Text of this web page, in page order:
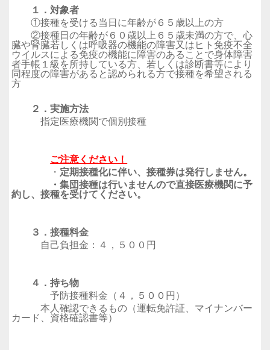
１．対象者
①接種を受ける当日に年齢が６５歳以上の方
②接種日の年齢が６０歳以上６５歳未満の方で、心
臓や腎臓若しくは呼吸器の機能の障害又はヒト免疫不全
ウイルスによる免疫の機能に障害のあることで身体障害
者手帳１級を所持している方、若しくは診断書等により
同程度の障害があると認められる方で接種を希望される
方
２．実施方法
指定医療機関で個別接種
ご注意ください！
・ 定期接種化に伴い、接種券は発行しません。
・集団接種は行いませんので直接医療機関に予
約し、接種を受けてください。
３．接種料金
自己負担金：４，５００円
４．持ち物
予防接種料金（４，５００円）
本人確認できるもの（運転免許証、マイナンバー
カード、資格確認書等）